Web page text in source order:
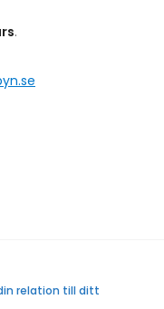
.
relation till ditt